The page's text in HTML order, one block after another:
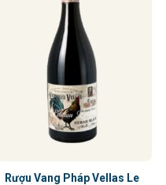
Rượu Vang Pháp Vellas Le